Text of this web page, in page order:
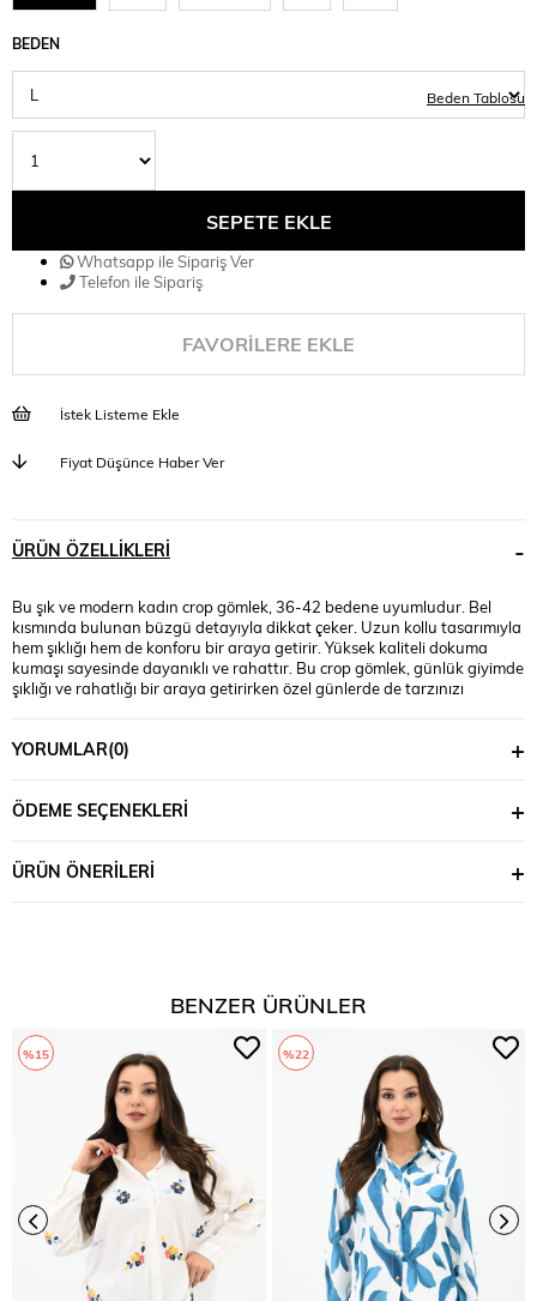
BEDEN
Beden Tablosu
Whatsapp ile Sipariş Ver
Telefon ile Sipariş
FAVORILERE EKLE
İstek Listeme Ekle
Fiyat Düşünce Haber Ver
ÜRÜN ÖZELLIKLERI
Bu şık ve modern kadın crop gömlek, 36-42 bedene uyumludur. Bel
kısmında bulunan büzgü detayıyla dikkat çeker. Uzun kollu tasarımıyla
hem şıklığı hem de konforu bir araya getirir. Yüksek kaliteli dokuma
kumaşı sayesinde dayanıklı ve rahattır. Bu crop gömlek, günlük giyimde
şıklığı ve rahatlığı bir araya getirirken özel günlerde de tarzınızı
67 Basen: 96
YORUMLAR(0)
ÖDEME SEÇENEKLERI
ÜRÜN ÖNERILERI
BENZER ÜRÜNLER
%15 %22